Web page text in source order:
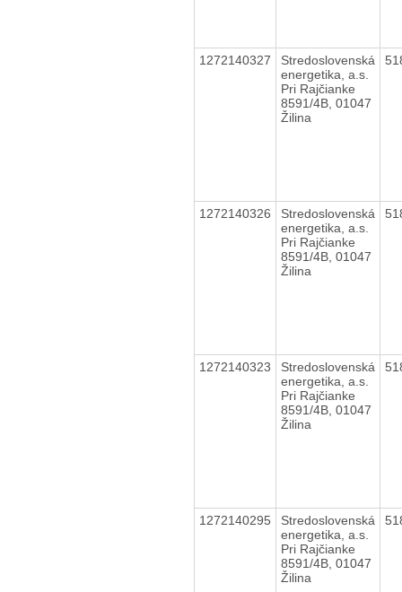
1272140327
Stredoslovenská
energetika, a.s.
Pri Rajčianke
8591/4B, 01047
Žilina
1272140326
Stredoslovenská
energetika, a.s.
Pri Rajčianke
8591/4B, 01047
Žilina
1272140323
Stredoslovenská
energetika, a.s.
Pri Rajčianke
8591/4B, 01047
Žilina
1272140295
Stredoslovenská
energetika, a.s.
Pri Rajčianke
8591/4B, 01047
Žilina